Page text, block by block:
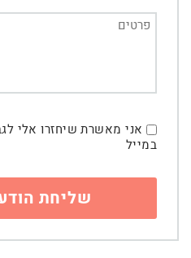
אני מאשרת שיחזרו אלי
במייל